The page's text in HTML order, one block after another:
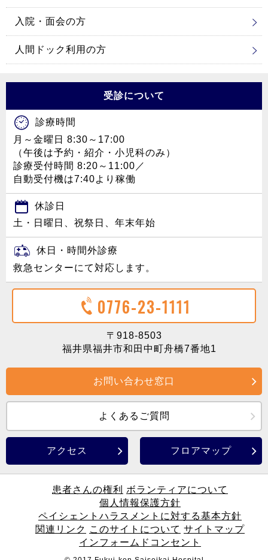
入院・面会の方
人間ドック利用の方
受診について
診療時間
月～金曜日 8:30～17:00
（午後は予約・紹介・小児科のみ）
診療受付時間 8:20～11:00／
自動受付機は7:40より稼働
休診日
土・日曜日、祝祭日、年末年始
休日・時間外診療
救急センターにて対応します。
0776-23-1111
〒918-8503
福井県福井市和田中町舟橋7番地1
お問い合わせ窓口
よくあるご質問
アクセス フロアマップ
患者さんの権利
ボランティアについて
個人情報保護方針
ペイシェントハラスメントに対する基本方針
関連リンク このサイトについて サイトマップ
インフォームドコンセント